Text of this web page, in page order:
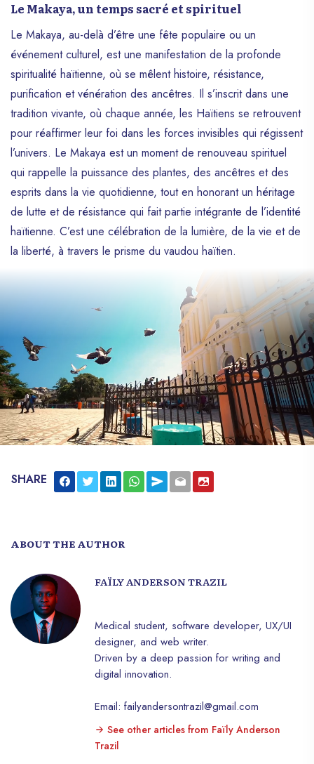
Le Makaya, un temps sacré et spirituel
Le Makaya, au-delà d’être une fête populaire ou un
événement culturel, est une manifestation de la profonde
spiritualité haïtienne, où se mêlent histoire, résistance,
purification et vénération des ancêtres. Il s’inscrit dans une
tradition vivante, où chaque année, les Haïtiens se retrouvent
pour réaffirmer leur foi dans les forces invisibles qui régissent
l’univers. Le Makaya est un moment de renouveau spirituel
qui rappelle la puissance des plantes, des ancêtres et des
esprits dans la vie quotidienne, tout en honorant un héritage
de lutte et de résistance qui fait partie intégrante de l’identité
haïtienne. C’est une célébration de la lumière, de la vie et de
la liberté, à travers le prisme du vaudou haïtien.
SHARE
ABOUT THE AUTHOR
FAÏLY ANDERSON TRAZIL
Medical student, software developer, UX/UI
designer, and web writer.
Driven by a deep passion for writing and
digital innovation.
Email: failyandersontrazil@gmail.com
See other articles from Faïly Anderson
Trazil